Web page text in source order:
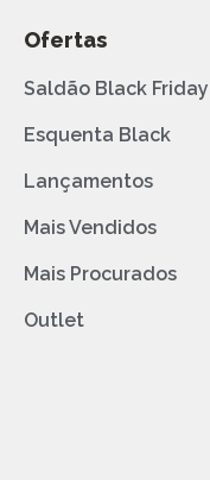
Ofertas
Saldão Black Friday
Esquenta Black
Lançamentos
Mais Vendidos
Mais Procurados
Outlet